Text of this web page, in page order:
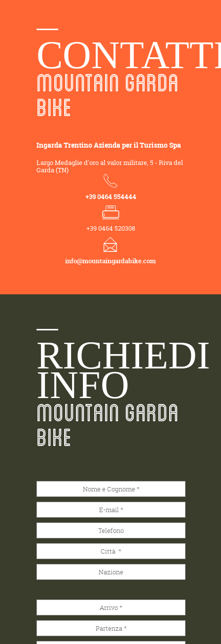
MOUNTAIN GARDA
BIKE
Ingarda Trentino Azienda per il Turismo Spa
Largo Medaglie d'oro al valor militare, 5 - Riva del
Garda (TN)
+39 0464 554444
+39 0464 520308
info@mountaingardabike.com
RICHIEDI
INFO
MOUNTAIN GARDA
BIKE